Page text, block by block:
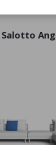
Salotto